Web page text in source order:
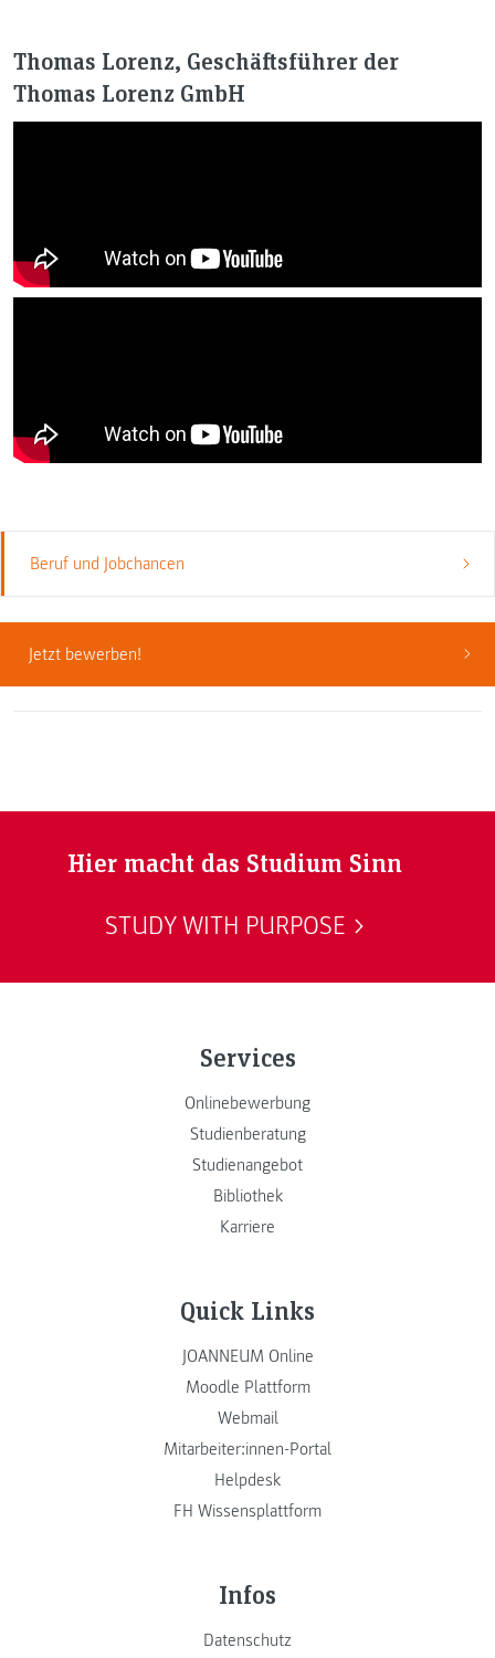
Beruf und Jobchancen
Jetzt bewerben!
Thomas Lorenz, Geschäftsführer der
Thomas Lorenz GmbH
Hier macht das Studium Sinn
STUDY WITH PURPOSE
Services
Onlinebewerbung
Studienberatung
Studienangebot
Bibliothek
Karriere
Quick Links
JOANNEUM Online
Moodle Plattform
Webmail
Mitarbeiter:innen-Portal
Helpdesk
FH Wissensplattform
Infos
Datenschutz